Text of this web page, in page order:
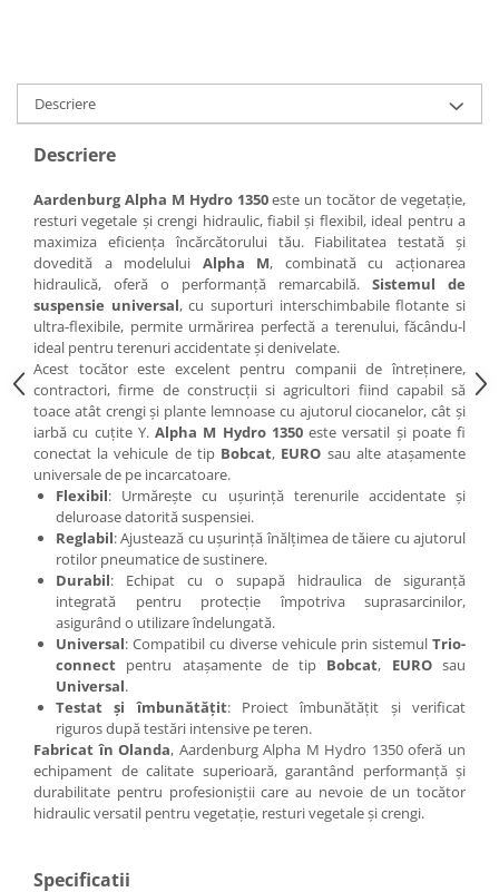
Prelucrarea solului
Accesorii utilaje
Accesorii excavatoare
Grape
Lame nivelare pamant tractor
Pluguri
Pluguri de zapada
Sisteme foraj si burghie pamant
Tamburi de nivelare
Miniexcavatoare
Buldoexcavatoare
Cupe
Excavatoare
Freze de zapada
Incarcatoare frontale
Masini batut stalpi
Masini de sapat santuri
Mini-Buldoexcavatoare
Motocultoare si accesorii
Retroexcavatoare
Utilaje sapat si prasit
Afanatoare
Descriere
Descriere
Aardenburg Alpha M Hydro 1350este un tocător de vegetație,
resturi vegetale și crengi hidraulic, fiabil și flexibil, ideal pentru a
maximiza eficiența încărcătorului tău. Fiabilitatea testată și
dovedită a modelului Alpha M, combinată cu acționarea
hidraulică, oferă o performanță remarcabilă. Sistemul de
suspensie universal, cu suporturi interschimbabile flotante si
ultra-flexibile, permite urmărirea perfectă a terenului, făcându-l
ideal pentru terenuri accidentate și denivelate.
Acest tocător este excelent pentru companii de întreținere,
contractori, firme de construcții si agricultori fiind capabil să
toace atât crengi și plante lemnoase cu ajutorul ciocanelor, cât și
iarbă cu cuțite Y. Alpha M Hydro 1350este versatil și poate fi
conectat la vehicule de tip Bobcat, EURO sau alte atașamente
universale de pe incarcatoare.
Flexibil: Urmărește cu ușurință terenurile accidentate și
deluroase datorită suspensiei.
Reglabil: Ajustează cu ușurință înălțimea de tăiere cu ajutorul
rotilor pneumatice de sustinere.
Durabil: Echipat cu o supapă hidraulica de siguranță
integrată pentru protecție împotriva suprasarcinilor,
asigurând o utilizare îndelungată.
Universal: Compatibil cu diverse vehicule prin sistemul Trio-
connect pentru atașamente de tip Bobcat, EUROsau
Universal.
Testat și îmbunătățit: Proiect îmbunătățit și verificat
riguros după testări intensive pe teren.
Fabricat în Olanda, Aardenburg Alpha M Hydro 1350 oferă un
echipament de calitate superioară, garantând performanță și
durabilitate pentru profesioniștii care au nevoie de un tocător
hidraulic versatil pentru vegetație, resturi vegetale și crengi.
Specificatii